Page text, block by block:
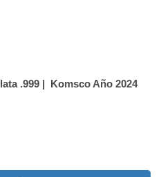
.999 | Komsco Año 2024